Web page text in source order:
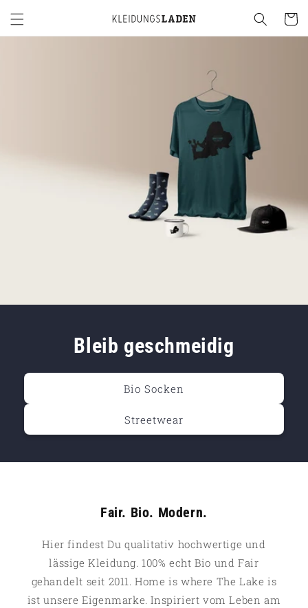
zum
Inhalt
Bleib geschmeidig
Bio Socken
Streetwear
Fair. Bio. Modern.
Hier findest Du qualitativ hochwertige und
lässige Kleidung. 100% echt Bio und Fair
gehandelt seit 2011. Home is where The Lake is
ist unsere Eigenmarke. Inspiriert vom Leben am